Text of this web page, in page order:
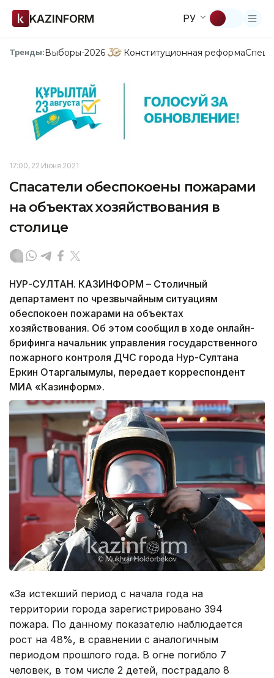
KAZINFORM РУ
Тренды:Выборы-2026 Конституционная реформа
17:00, 22 Июня 2021
Спасатели обеспокоены пожарами
на объектах хозяйствования в
столице
НУР-СУЛТАН. КАЗИНФОРМ – Столичный
департамент по чрезвычайным ситуациям
обеспокоен пожарами на объектах
хозяйствования. Об этом сообщил в ходе онлайн-
брифинга начальник управления государственного
пожарного контроля ДЧС города Нур-Султана
Еркин Отаргалымулы, передает корреспондент
МИА «Казинформ».
«За истекший период с начала года на
территории города зарегистрировано 394
пожара. По данному показателю наблюдается
рост на 48%, в сравнении с аналогичным
периодом прошлого года. В огне погибло 7
человек, в том числе 2 детей, пострадало 8